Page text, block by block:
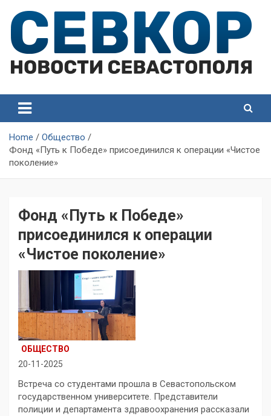
content
Севастополя
Севастополя
Home
Общество
Фонд «Путь к Победе» присоединился к операции «Чистое
поколение»
Фонд «Путь к Победе»
присоединился к операции
«Чистое поколение»
ОБЩЕСТВО
20-11-2025
Встреча со студентами прошла в Севастопольском
государственном университете. Представители
полиции и департамента здравоохранения рассказали